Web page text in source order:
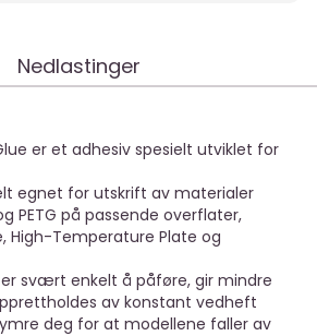
Nedlastinger
er et adhesiv spesielt utviklet for
egnet for utskrift av materialer
PETG på passende overflater,
High-Temperature Plate og
er svært enkelt å påføre, gir mindre
av konstant vedheft
deg for at modellene faller av